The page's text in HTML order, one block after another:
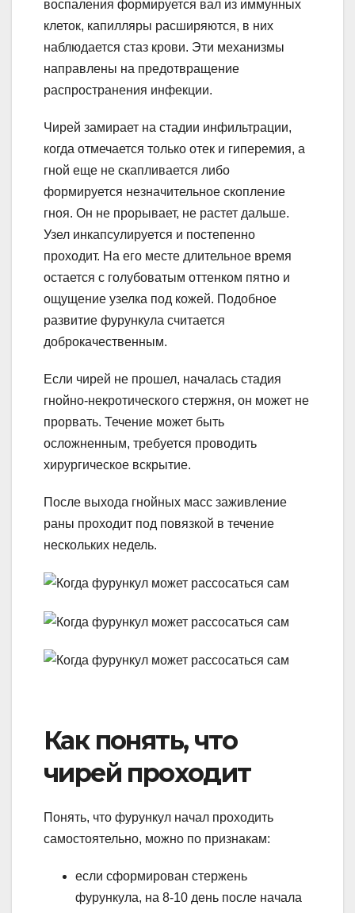
воспаления формируется вал из иммунных
клеток, капилляры расширяются, в них
наблюдается стаз крови. Эти механизмы
направлены на предотвращение
распространения инфекции.
Чирей замирает на стадии инфильтрации,
когда отмечается только отек и гиперемия, а
гной еще не скапливается либо
формируется незначительное скопление
гноя. Он не прорывает, не растет дальше.
Узел инкапсулируется и постепенно
проходит. На его месте длительное время
остается с голубоватым оттенком пятно и
ощущение узелка под кожей. Подобное
развитие фурункула считается
доброкачественным.
Если чирей не прошел, началась стадия
гнойно-некротического стержня, он может не
прорвать. Течение может быть
осложненным, требуется проводить
хирургическое вскрытие.
После выхода гнойных масс заживление
раны проходит под повязкой в течение
нескольких недель.
Как понять, что
чирей проходит
Понять, что фурункул начал проходить
самостоятельно, можно по признакам:
если сформирован стержень
фурункула, на 8-10 день после начала